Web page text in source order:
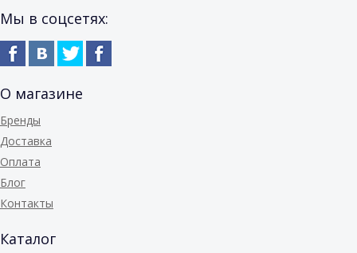
Мы в соцсетях:
О магазине
Бренды
Доставка
Оплата
Блог
Контакты
Каталог